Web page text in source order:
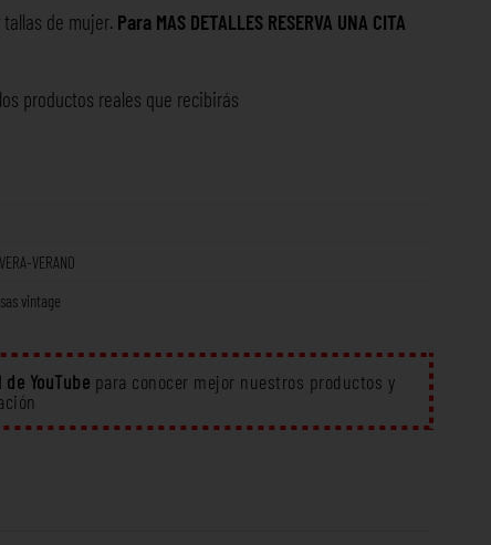
de mujer. Para MAS DETALLES RESERVA UNA CITA
productos reales que recibirás
VERANO
vintage
de YouTube para conocer mejor nuestros productos y